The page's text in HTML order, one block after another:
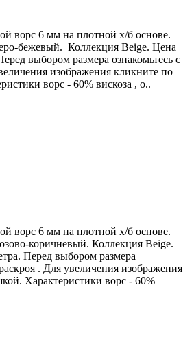
ворс 6 мм на плотной х/б основе.
бежевый. Коллекция Beige. Цена
выбором размера ознакомьтесь с
изображения кликните по
ворс - 60% вискоза , о..
ворс 6 мм на плотной х/б основе.
коричневый. Коллекция Beige.
Перед выбором размера
. Для увеличения изображения
Характеристики ворс - 60%